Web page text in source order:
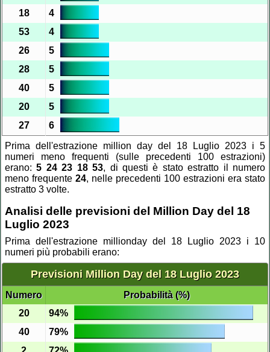
18
4
53
4
26
5
28
5
40
5
20
5
27
6
Prima dell'estrazione million day del 18 Luglio 2023 i 5
numeri meno frequenti (sulle precedenti 100 estrazioni)
erano:5 24 23 18 53, di questi è stato estratto il numero
meno frequente 24, nelle precedenti 100 estrazioni era stato
estratto 3 volte.
Analisi delle previsioni del Million Day del 18
Luglio 2023
Prima dell'estrazione millionday del 18 Luglio 2023 i 10
numeri più probabili erano:
Previsioni Million Day del 18 Luglio 2023
Numero
Probabilità (%)
20
94%
40
79%